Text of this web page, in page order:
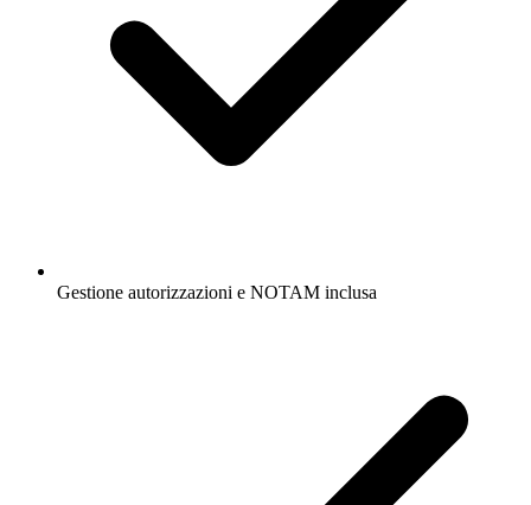
Gestione autorizzazioni e NOTAM inclusa